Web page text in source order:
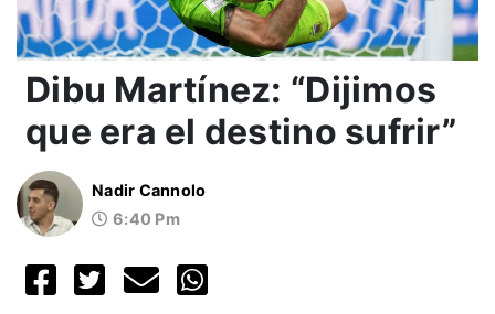
Dibu Martínez: “Dijimos
que era el destino sufrir”
Nadir Cannolo
6:40 Pm